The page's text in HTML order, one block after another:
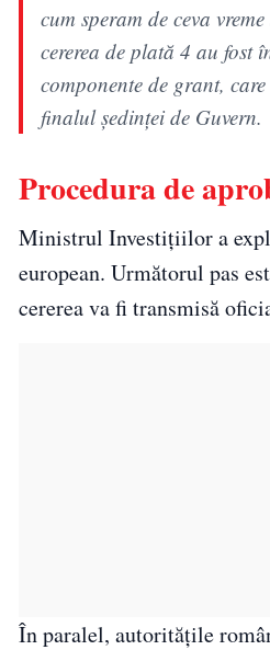
cum speram de ceva
cererea de plată 4 au fost
componente de grant,
finalul şedinţei de Guvern.
Procedura de
Ministrul Investițiilor a
european. Următorul pas
cererea va fi transmisă
În paralel, autoritățile